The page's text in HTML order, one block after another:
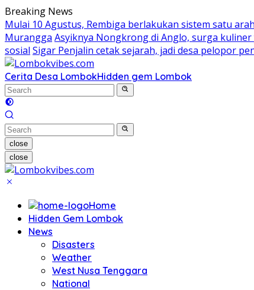
Skip
to
content
Breaking News
Mulai 10 Agustus, Rembiga berlakukan sistem satu
Murangga Asyiknya Nongkrong di Anglo, surga
sosial Sigar Penjalin cetak sejarah, jadi desa pelopor
Cerita Desa LombokHidden gem Lombok
close
close
Home
Hidden Gem Lombok
News
Disasters
Weather
West Nusa Tenggara
National